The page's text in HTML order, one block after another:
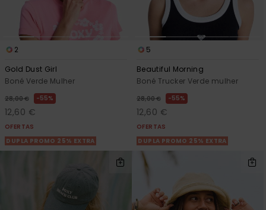
2
Gold Dust Girl
Boné Verde Mulher
28,00 € 55%
12,60 €
OFERTAS
DUPLA PROMO 25% EXTRA
5
Beautiful Morning
Boné Trucker Verde mulher
28,00 € 55%
12,60 €
OFERTAS
DUPLA PROMO 25% EXTRA